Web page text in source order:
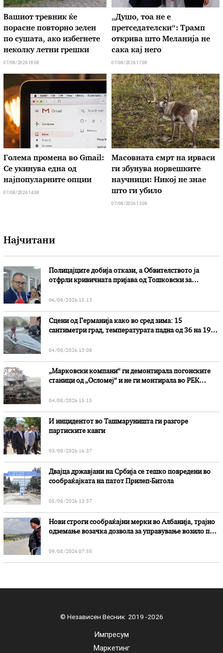
Вашиот тревник ќе
порасне повторно зелен
по сушата, ако избегнете
неколку летни грешки
07/08/2026 18:08
„Душо, тоа не е
претседателски“: Трамп
открива што Меланија не
сака кај него
07/08/2026 17:08
Голема промена во Gmail:
Се укинува една од
најпопуларните опции
07/08/2026 14:08
Масовната смрт на ирваси
ги збунува норвешките
научници: Никој не знае
што ги убило
07/08/2026 13:08
Најчитани
Полицајците добија откази, а Обвителството ја
отфрли кривичната пријава од Тошковски за
06/08/2026 15:13
Сцени од Германија како во сред зима: 15
сантиметри град, температурата падна од 36 на 19
04/08/2026 13:08
„Марковски компани“ ги демонтирала погонските
станици од „Осломеј“ и не ги монтирала во РЕК
04/08/2026 15:15
И инцидентот во Ташмаруништa ги разгоре
партиските кавги
03/08/2026 16:37
Двајца државјани на Србија се тешко повредени во
сообраќајката на патот Прилеп-Битола
05/08/2026 13:37
Нови строги сообраќајни мерки во Aлбанија, трајно
одземање возачка дозвола за управување возило под
09/08/2026 07:58
© Независен Весник 2019 -2026
Импресум
Маркетинг